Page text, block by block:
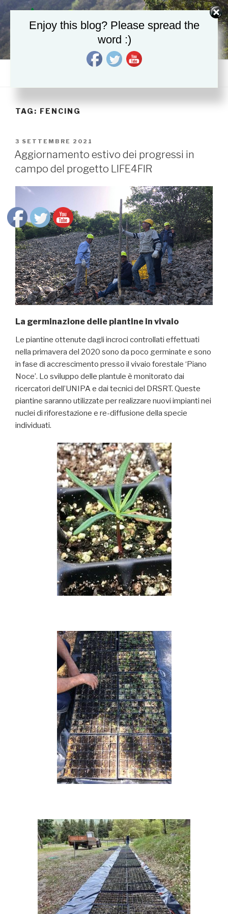
contenuto
Decisive in situ and ex situ conservation strategies to secure the
critically endangered Sicilian fir, Abies nebrodensis
TAG: FENCING
PUBBLICATO
IL
3 SETTEMBRE 2021
Aggiornamento estivo dei progressi in
campo del progetto LIFE4FIR
La germinazione delle piantine in vivaio
Le piantine ottenute dagli incroci controllati effettuati
nella primavera del 2020 sono da poco germinate e sono
in fase di accrescimento presso il vivaio forestale ‘Piano
Noce’. Lo sviluppo delle plantule è monitorato dai
ricercatori dell’UNIPA e dai tecnici del DRSRT. Queste
piantine saranno utilizzate per realizzare nuovi impianti nei
nuclei di riforestazione e re-diffusione della specie
individuati.
Enjoy this blog? Please spread the
word :)